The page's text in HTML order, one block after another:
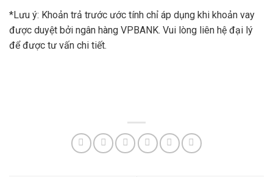
*Lưu ý: Khoản trả trước ước tính chỉ áp dụng khi khoản vay
được duyệt bởi ngân hàng VPBANK. Vui lòng liên hệ đại lý
để được tư vấn chi tiết.